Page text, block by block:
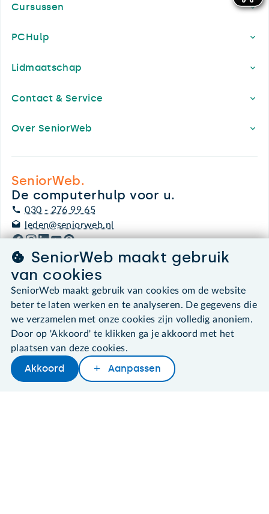
Later lezen Delen Woordenboek
Cursussen
PCHulp
Lidmaatschap
Contact & Service
Over SeniorWeb
SeniorWeb.
De computerhulp voor u.
030 - 276 99 65
leden@seniorweb.nl
©2026 SeniorWeb
Algemene voorwaarden
Cookies en cookie-instellingen
Disclaimer
Privacybeleid
About SeniorWeb
SeniorWeb maakt gebruik
van cookies
SeniorWeb maakt gebruik van cookies om de website
beter te laten werken en te analyseren. De gegevens die
we verzamelen met onze cookies zijn volledig anoniem.
Door op 'Akkoord' te klikken ga je akkoord met het
plaatsen van deze cookies.
Akkoord Aanpassen